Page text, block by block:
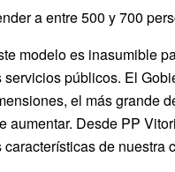
a entre 500 y 700
modelo es inasumible
servicios públicos. El
el más grande
aumentar. Desde PP
características de nuestra